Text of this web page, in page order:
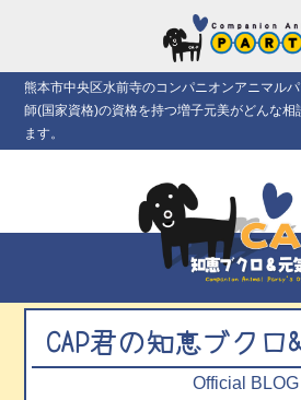
熊本市中央区水前寺のコンパニオンアニマル
師(国家資格)の資格を持つ増子元美がどんな相
ます。
CAP君の知恵ブクロ
Official BLOG